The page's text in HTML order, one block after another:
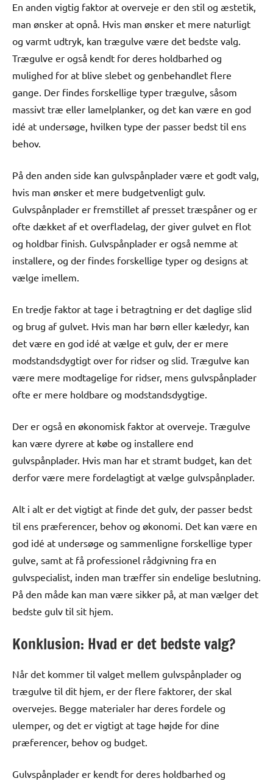
En anden vigtig faktor at overveje er den stil og æstetik,
man ønsker at opnå. Hvis man ønsker et mere naturligt
og varmt udtryk, kan trægulve være det bedste valg.
Trægulve er også kendt for deres holdbarhed og
mulighed for at blive slebet og genbehandlet flere
gange. Der findes forskellige typer trægulve, såsom
massivt træ eller lamelplanker, og det kan være en god
idé at undersøge, hvilken type der passer bedst til ens
behov.
På den anden side kan gulvspånplader være et godt valg,
hvis man ønsker et mere budgetvenligt gulv.
Gulvspånplader er fremstillet af presset træspåner og er
ofte dækket af et overfladelag, der giver gulvet en flot
og holdbar finish. Gulvspånplader er også nemme at
installere, og der findes forskellige typer og designs at
vælge imellem.
En tredje faktor at tage i betragtning er det daglige slid
og brug af gulvet. Hvis man har børn eller kæledyr, kan
det være en god idé at vælge et gulv, der er mere
modstandsdygtigt over for ridser og slid. Trægulve kan
være mere modtagelige for ridser, mens gulvspånplader
ofte er mere holdbare og modstandsdygtige.
Der er også en økonomisk faktor at overveje. Trægulve
kan være dyrere at købe og installere end
gulvspånplader. Hvis man har et stramt budget, kan det
derfor være mere fordelagtigt at vælge gulvspånplader.
Alt i alt er det vigtigt at finde det gulv, der passer bedst
til ens præferencer, behov og økonomi. Det kan være en
god idé at undersøge og sammenligne forskellige typer
gulve, samt at få professionel rådgivning fra en
gulvspecialist, inden man træffer sin endelige beslutning.
På den måde kan man være sikker på, at man vælger det
bedste gulv til sit hjem.
Konklusion: Hvad er det bedste valg?
Når det kommer til valget mellem gulvspånplader og
trægulve til dit hjem, er der flere faktorer, der skal
overvejes. Begge materialer har deres fordele og
ulemper, og det er vigtigt at tage højde for dine
præferencer, behov og budget.
Gulvspånplader er kendt for deres holdbarhed og